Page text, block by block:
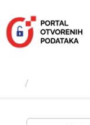
sadržaj